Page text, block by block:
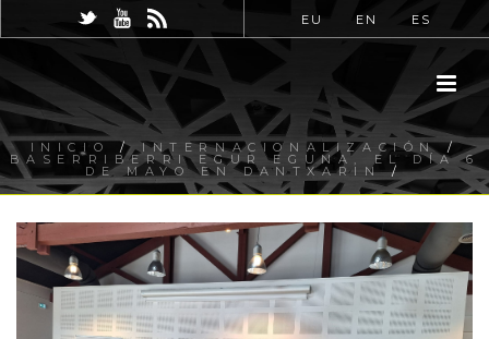
EU EN ES
INICIO /INTERNACIONALIZACIÓN/
BASERRIBERRI EGUR EGUNA, EL DÍA 6
DE MAYO EN DANTXARIN/